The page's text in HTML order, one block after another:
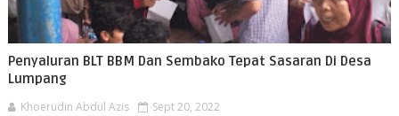
Penyaluran BLT BBM Dan Sembako Tepat Sasaran Di Desa
Lumpang
Khoerudin Abdul Azis Sept 20, 2022